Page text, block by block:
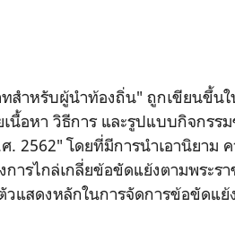
สำหรับผู้นำท้องถิ่น" ถูกเขียนขึ้นใ
อหา วิธีการ และรูปแบบกิจกรร
2562" โดยที่มีการนำเอานิยาม
ารไกล่เกลี่ยข้อขัดแย้งตามพระ
สดงหลักในการจัดการข้อขัดแย้ง